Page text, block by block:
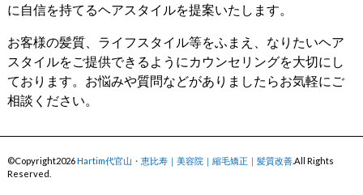
に自信を持てるヘアスタイルを提案いたします。
お客様の髪質、ライフスタイル等をふまえ、なりたいヘア
スタイルをご提供できるようにカウンセリングを大切にし
ております。お悩みや質問などがありましたらお気軽にご
相談ください。
©Copyright2026Hartim代官山・恵比寿｜美容院｜縮毛矯正｜髪質改善.All Rights
Reserved.